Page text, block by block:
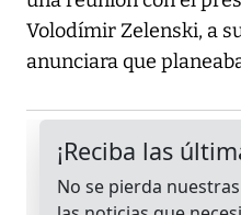
Volodímir Zelenski, a
anunciara que